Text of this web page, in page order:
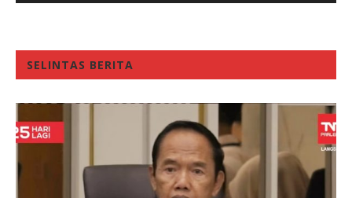
SELINTAS BERITA